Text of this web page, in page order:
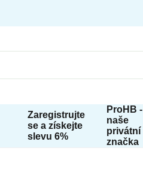
Zaregistrujte
se a získejte
slevu 6%
ProHB -
naše
privátní
značka